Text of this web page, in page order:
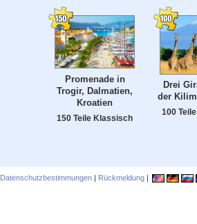
Promenade in
Trogir, Dalmatien,
Kroatien
150 Teile Klassisch
Drei
der
100
Datenschutzbestimmungen | Rückmeldung |